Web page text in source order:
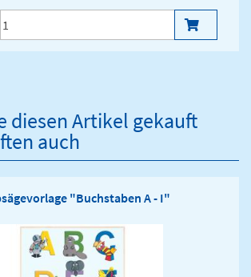
diesen Artikel gekauft
auch
"Buchstaben A - I"